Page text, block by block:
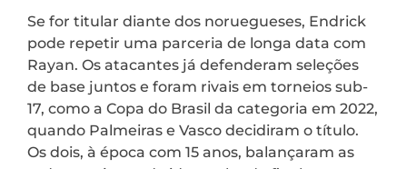
Se for titular diante dos noruegueses, Endrick
pode repetir uma parceria de longa data com
Rayan. Os atacantes já defenderam seleções
de base juntos e foram rivais em torneios sub-
17, como a Copa do Brasil da categoria em 2022,
quando Palmeiras e Vasco decidiram o título.
Os dois, à época com 15 anos, balançaram as